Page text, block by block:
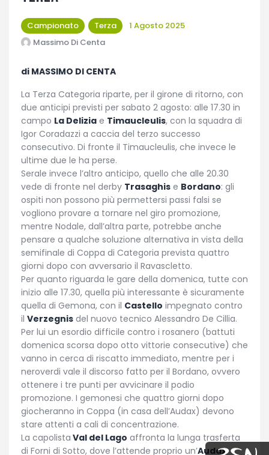
Campionato Terza
1 Agosto 2025
Massimo Di Centa
di MASSIMO DI CENTA
La Terza Categoria riparte, per il girone di ritorno, con
due anticipi previsti per sabato 2 agosto: alle 17.30 in
campo La Delizia e Timaucleulis, con la squadra di
Igor Coradazzi a caccia del terzo successo
consecutivo. Di fronte il Timaucleulis, che invece le
ultime due le ha perse.
Serale invece l’altro anticipo, quello che alle 20.30
vede di fronte nel derby Trasaghis e Bordano: gli
ospiti non possono più permettersi passi falsi se
vogliono provare a tornare nel giro promozione,
mentre Nodale, dall’altra parte, potrebbe anche
pensare a qualche soluzione alternativa in vista della
semifinale di Coppa di Categoria prevista quattro
giorni dopo con avversario il Ravascletto.
Per quanto riguarda le gare della domenica, tutte con
inizio alle 17.30, quella più interessante è sicuramente
quella di Gemona, con il Castello impegnato contro
il Verzegnis del nuovo tecnico Alessandro De Cillia.
Per lui un esordio difficile contro i rosanero (battuti
domenica scorsa dopo otto vittorie consecutive) che
vanno in cerca di riscatto immediato, mentre per i
neroverdi vale il discorso fatto per il Bordano, ovvero
ottenere i tre punti per avvicinare il podio
promozione. I gemonesi che quattro giorni dopo
giocheranno in Coppa (in casa dell’Audax) devono
stare attenti a cali di concentrazione.
La capolista Val del Lago affronta la lunga trasferta
di Forni di Sotto, dove l’attende proprio un’Audax